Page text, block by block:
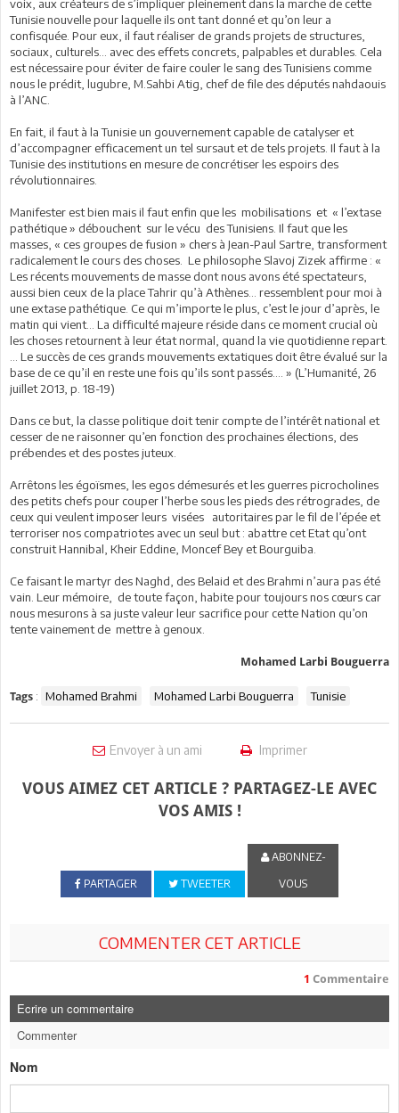
voix, aux créateurs de s’impliquer pleinement dans la marche de cette
Tunisie nouvelle pour laquelle ils ont tant donné et qu’on leur a
confisquée. Pour eux, il faut réaliser de grands projets de structures,
sociaux, culturels… avec des effets concrets, palpables et durables. Cela
est nécessaire pour éviter de faire couler le sang des Tunisiens comme
nous le prédit, lugubre, M.Sahbi Atig, chef de file des députés nahdaouis
à l’ANC.
En fait, il faut à la Tunisie un gouvernement capable de catalyser et
d’accompagner efficacement un tel sursaut et de tels projets. Il faut à la
Tunisie des institutions en mesure de concrétiser les espoirs des
révolutionnaires.
Manifester est bien mais il faut enfin que les mobilisations et « l’extase
pathétique » débouchent sur le vécu des Tunisiens. Il faut que les
masses, « ces groupes de fusion » chers à Jean-Paul Sartre, transforment
radicalement le cours des choses. Le philosophe Slavoj Zizek affirme : «
Les récents mouvements de masse dont nous avons été spectateurs,
aussi bien ceux de la place Tahrir qu’à Athènes… ressemblent pour moi à
une extase pathétique. Ce qui m’importe le plus, c’est le jour d’après, le
matin qui vient… La difficulté majeure réside dans ce moment crucial où
les choses retournent à leur état normal, quand la vie quotidienne repart.
… Le succès de ces grands mouvements extatiques doit être évalué sur la
base de ce qu’il en reste une fois qu’ils sont passés…. » (L’Humanité, 26
juillet 2013, p. 18-19)
Dans ce but, la classe politique doit tenir compte de l’intérêt national et
cesser de ne raisonner qu’en fonction des prochaines élections, des
prébendes et des postes juteux.
Arrêtons les égoïsmes, les egos démesurés et les guerres picrocholines
des petits chefs pour couper l’herbe sous les pieds des rétrogrades, de
ceux qui veulent imposer leurs visées autoritaires par le fil de l’épée et
terroriser nos compatriotes avec un seul but : abattre cet Etat qu’ont
construit Hannibal, Kheir Eddine, Moncef Bey et Bourguiba.
Ce faisant le martyr des Naghd, des Belaid et des Brahmi n’aura pas été
vain. Leur mémoire, de toute façon, habite pour toujours nos cœurs car
nous mesurons à sa juste valeur leur sacrifice pour cette Nation qu’on
tente vainement de mettre à genoux.
Mohamed Larbi Bouguerra
Tags : Mohamed Brahmi Mohamed Larbi Bouguerra Tunisie
Envoyer à un ami Imprimer
VOUS AIMEZ CET ARTICLE ? PARTAGEZ-LE AVEC
VOS AMIS !
PARTAGER TWEETER
ABONNEZ-
VOUS
COMMENTER CET ARTICLE
1 Commentaire
Ecrire un commentaire
Commenter
Nom